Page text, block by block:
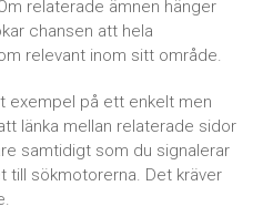
relaterade ämnen hänger
chansen att hela
relevant inom sitt område.
exempel på ett enkelt men
länka mellan relaterade sidor
samtidigt som du signalerar
till sökmotorerna. Det kräver